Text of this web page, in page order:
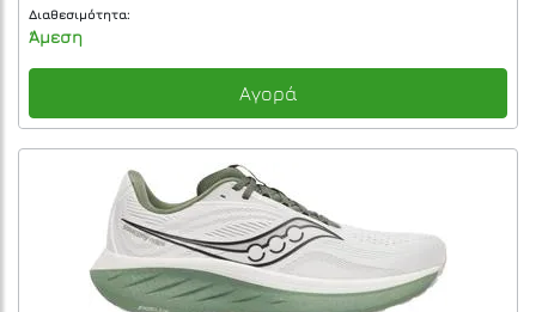
Διαθεσιμότητα:
Άμεση
Αγορά